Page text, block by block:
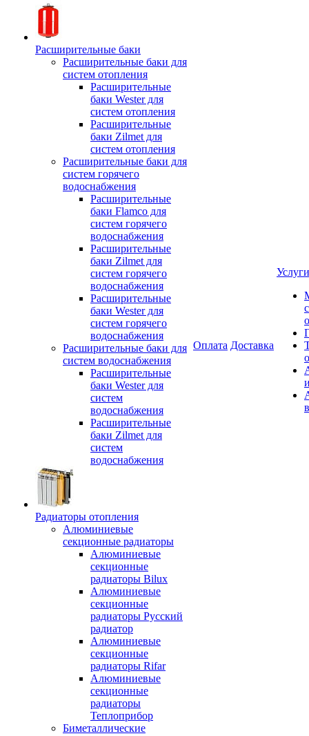
Расширительные баки
Расширительные баки для
систем отопления
Расширительные
баки Wester для
систем отопления
Расширительные
баки Zilmet для
систем отопления
Расширительные баки для
систем горячего
водоснабжения
Расширительные
баки Flamco для
систем горячего
водоснабжения
Расширительные
баки Zilmet для
систем горячего
водоснабжения
Расширительные
баки Wester для
систем горячего
водоснабжения
Расширительные баки для
систем водоснабжения
Расширительные
баки Wester для
систем
водоснабжения
Расширительные
баки Zilmet для
систем
водоснабжения
Радиаторы отопления
Алюминиевые
секционные радиаторы
Алюминиевые
секционные
радиаторы Bilux
Алюминиевые
секционные
радиаторы Русский
радиатор
Алюминиевые
секционные
радиаторы Rifar
Алюминиевые
секционные
радиаторы
Теплоприбор
Биметаллические
Оплата Доставка
Услуги